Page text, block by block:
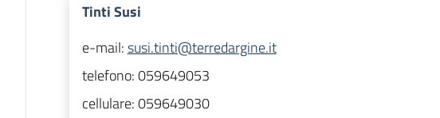
Tinti Susi
e-mail:susi.tinti@terredargine.it
telefono:059649053
cellulare:059649030